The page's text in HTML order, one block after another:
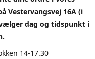
Vestervangsvej 16A (i
dag og tidspunkt i
14-17.30